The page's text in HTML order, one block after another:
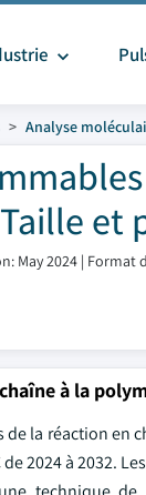
Analyse
et
May 2024 | Format
à la
la réaction en
2024 à 2032.